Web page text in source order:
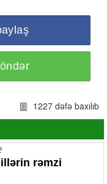
1227 dəfə baxılıb
rəmzi